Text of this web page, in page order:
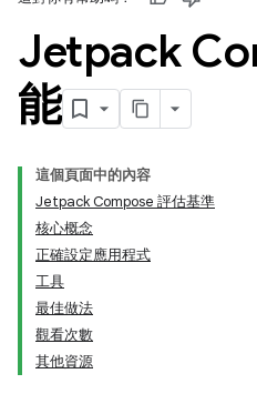
Jetpack
能
這個頁面中的內容
Jetpack Compose 評估基準
核心概念
正確設定應用程式
工具
最佳做法
觀看次數
其他資源